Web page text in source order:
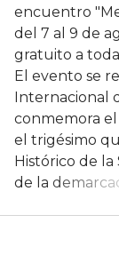
encuentro
del 7 al 9 de
gratuito a
El evento se
Internacional
conmemora
el trigésimo
Histórico de la
de la